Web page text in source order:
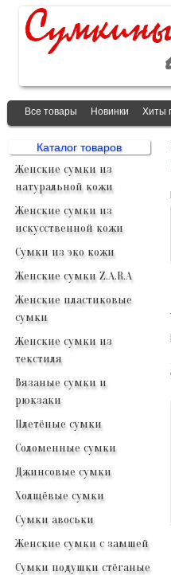
Все товары Новинки Хиты
Каталог товаров
Женские сумки из
натуральной кожи
Женские сумки из
искусственной кожи
Сумки из эко кожи
Женские сумки Z.A.R.A
Женские пластиковые
сумки
Женские сумки из
текстиля
Вязаные сумки и
рюкзаки
Плетёные сумки
Соломенные сумки
Джинсовые сумки
Холщёвые сумки
Сумки авоськи
Женские сумки с замшей
Сумки подушки стёганые